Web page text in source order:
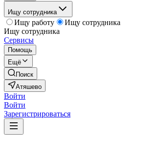
Ищу сотрудника
Ищу работу
Ищу сотрудника
Ищу сотрудника
Сервисы
Помощь
Ещё
Поиск
Атяшево
Войти
Войти
Зарегистрироваться